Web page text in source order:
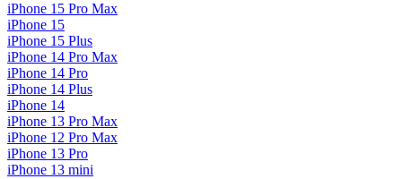
iPhone 15 Pro Max
iPhone 15
iPhone 15 Plus
iPhone 14 Pro Max
iPhone 14 Pro
iPhone 14 Plus
iPhone 14
iPhone 13 Pro Max
iPhone 12 Pro Max
iPhone 13 Pro
iPhone 13 mini